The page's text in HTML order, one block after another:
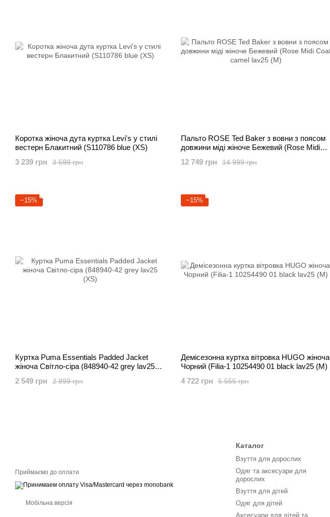
Коротка жіноча дута куртка Levi's у стилі
вестерн Блакитний (S110786 blue (XS)
3 599 грн
3 239 грн
Пальто ROSE Ted Baker з вовни з поясом
довжини міді жіноче Бежевий (Rose Midi
14 999 грн
12 749 грн
−15%
Куртка Puma Essentials Padded Jacket
жіноча Світло-сіра (848940-42 grey lav25
2 999 грн
2 549 грн
−15%
Демісезонна куртка вітровка HUGO жіноча
Чорний (Filia-1 10254490 01 black lav25 (M)
5 555 грн
4 722 грн
Приймаємо до оплати
Мобільна версія
Каталог
Взуття для дорослих
Одяг та аксесуари для
дорослих
Взуття для дітей
Одяг для дітей
Аксесуари для дітей та